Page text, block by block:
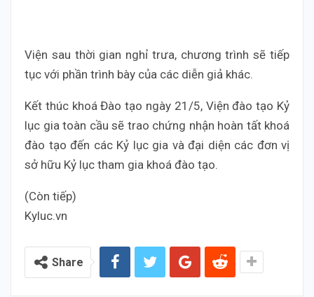
Viện sau thời gian nghỉ trưa, chương trình sẽ tiếp
tục với phần trình bày của các diễn giả khác.
Kết thúc khoá Đào tạo ngày 21/5, Viện đào tạo Kỷ
lục gia toàn cầu sẽ trao chứng nhận hoàn tất khoá
đào tạo đến các Kỷ lục gia và đại diện các đơn vị
sở hữu Kỷ lục tham gia khoá đào tạo.
(Còn tiếp)
Kyluc.vn
Share